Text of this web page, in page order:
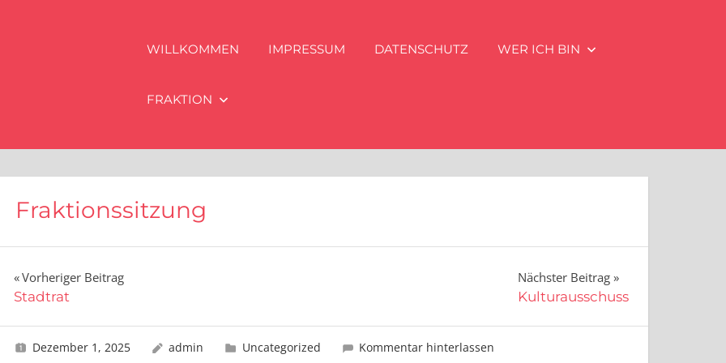
WILLKOMMEN IMPRESSUM DATENSCHUTZ WER ICH BIN
FRAKTION
Fraktionssitzung
Beitragsnavigation
Vorheriger Beitrag
Stadtrat
Nächster Beitrag
Kulturausschuss
Dezember 1, 2025 admin Uncategorized Kommentar hinterlassen